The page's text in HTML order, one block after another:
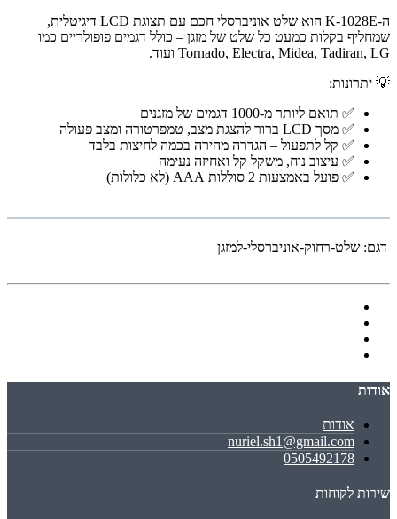
ה-K-1028E הוא שלט אוניברסלי חכם עם תצוגת LCD דיגיטלית,
שמחליף בקלות כמעט כל שלט של מזגן – כולל דגמים פופולריים כמו
Tornado, Electra, Midea, Tadiran, LG ועוד.
💡 יתרונות:
✅ תואם ליותר מ-1000 דגמים של מזגנים
✅ מסך LCD ברור להצגת מצב, טמפרטורה ומצב פעולה
✅ קל לתפעול – הגדרה מהירה בכמה לחיצות בלבד
✅ עיצוב נוח, משקל קל ואחיזה נעימה
✅ פועל באמצעות 2 סוללות AAA (לא כלולות)
דגם: שלט-רחוק-אוניברסלי-למזגן
אודות
אודות
nuriel.sh1@gmail.com
0505492178
שירות לקוחות